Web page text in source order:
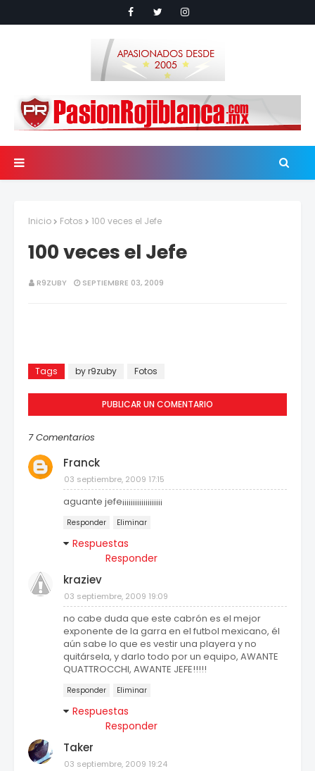
Inicio Fotos 100 veces el Jefe
100 veces el Jefe
R9ZUBY SEPTIEMBRE 03, 2009
Tags by r9zuby Fotos
PUBLICAR UN COMENTARIO
7 Comentarios
Franck
03 septiembre, 2009 17:15
aguante jefe¡¡¡¡¡¡¡¡¡¡¡¡¡¡¡¡¡¡¡
Responder Eliminar
Respuestas
Responder
kraziev
03 septiembre, 2009 19:09
no cabe duda que este cabrón es el mejor
exponente de la garra en el futbol mexicano, él
aún sabe lo que es vestir una playera y no
quitársela, y darlo todo por un equipo, AWANTE
QUATTROCCHI, AWANTE JEFE!!!!!
Responder Eliminar
Respuestas
Responder
Taker
03 septiembre, 2009 19:24